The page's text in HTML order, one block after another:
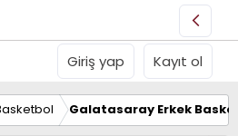
Giriş yap Kayıt ol
Galatasaray Erkek